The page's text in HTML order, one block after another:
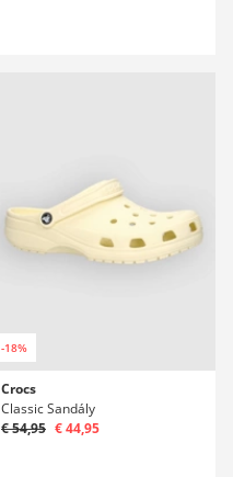
-18%
Crocs
Classic Sandály
€ 54,95 € 44,95